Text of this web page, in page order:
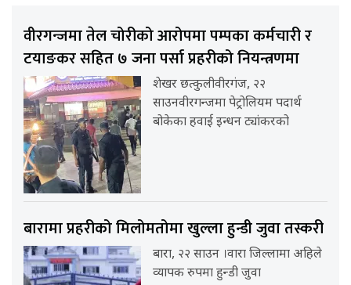
वीरगन्जमा तेल चोरीको आरोपमा पम्पका कर्मचारी र
टयाङकर सहित ७ जना पर्सा प्रहरीको नियन्त्रणमा
शेखर छत्कुलीवीरगंज, २२
साउनवीरगन्जमा पेट्रोलियम पदार्थ
बोकेका हवाई इन्धन ट्यांकरको
बारामा प्रहरीको मिलोमतोमा खुल्ला हुन्डी जुवा तस्करी
बारा, २२ साउन ।वारा जिल्लामा अहिले
व्यापक रुपमा हुन्डी जुवा